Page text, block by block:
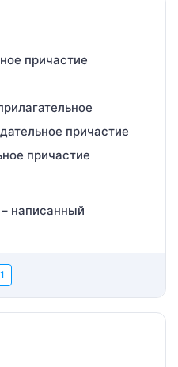
причастие
причастие
причастие
написанный